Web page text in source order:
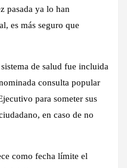
pasada ya lo han
es más seguro que
de salud fue incluida
consulta popular
para someter sus
en caso de no
como fecha límite el